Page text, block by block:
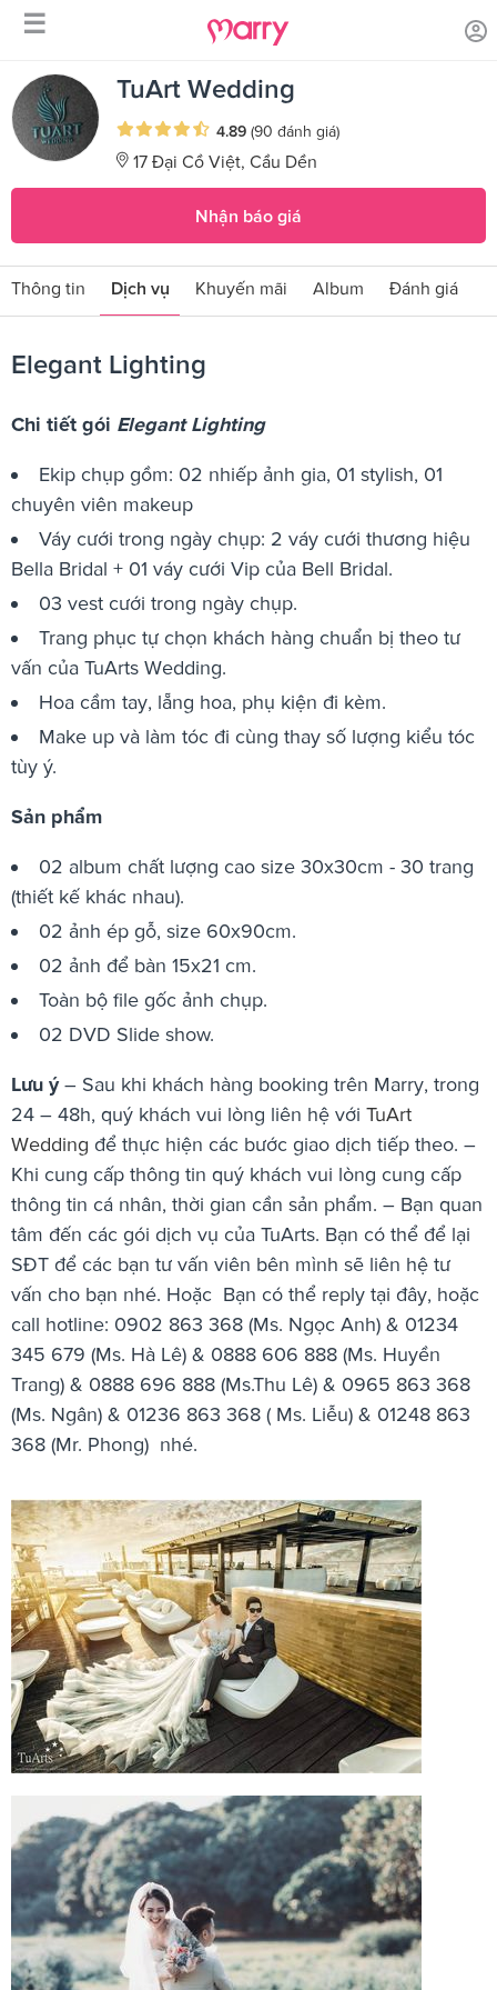
☰
Trang chủ Sản phẩm dịch vụ / Elegant Lighting
TuArt Wedding
4.89 (90 đánh giá)
17 Đại Cồ Việt, Cầu Dền
Nhận báo giá
Thông tin Dịch vụ Khuyến mãi Album Đánh giá
Elegant Lighting
Chi tiết gói Elegant Lighting
Ekip chụp gồm: 02 nhiếp ảnh gia, 01 stylish, 01
chuyên viên makeup
Váy cưới trong ngày chụp: 2 váy cưới thương hiệu
Bella Bridal + 01 váy cưới Vip của Bell Bridal.
03 vest cưới trong ngày chụp.
Trang phục tự chọn khách hàng chuẩn bị theo tư
vấn của TuArts Wedding.
Hoa cầm tay, lẵng hoa, phụ kiện đi kèm.
Make up và làm tóc đi cùng thay số lượng kiểu tóc
tùy ý.
Sản phẩm
02 album chất lượng cao size 30x30cm - 30 trang
(thiết kế khác nhau).
02 ảnh ép gỗ, size 60x90cm.
02 ảnh để bàn 15x21 cm.
Toàn bộ file gốc ảnh chụp.
02 DVD Slide show.
Lưu ý– Sau khi khách hàng booking trên Marry, trong
24 – 48h, quý khách vui lòng liên hệ với TuArt
Wedding để thực hiện các bước giao dịch tiếp theo. –
Khi cung cấp thông tin quý khách vui lòng cung cấp
thông tin cá nhân, thời gian cần sản phẩm. – Bạn quan
tâm đến các gói dịch vụ của TuArts. Bạn có thể để lại
SĐT để các bạn tư vấn viên bên mình sẽ liên hệ tư
vấn cho bạn nhé. Hoặc Bạn có thể reply tại đây, hoặc
call hotline: 0902 863 368 (Ms. Ngọc Anh) & 01234
345 679 (Ms. Hà Lê) & 0888 606 888 (Ms. Huyền
Trang) & 0888 696 888 (Ms.Thu Lê) & 0965 863 368
(Ms. Ngân) & 01236 863 368 ( Ms. Liễu) & 01248 863
368 (Mr. Phong) nhé.